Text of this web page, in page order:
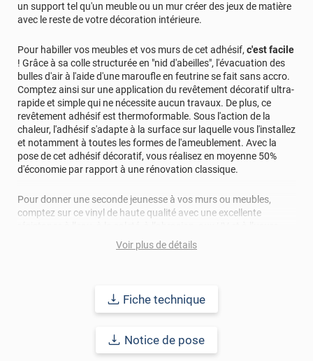
un support tel qu'un meuble ou un mur créer des jeux de matière
avec le reste de votre décoration intérieure.
Pour habiller vos meubles et vos murs de cet adhésif, c'est facile
! Grâce à sa colle structurée en "nid d'abeilles", l'évacuation des
bulles d'air à l'aide d'une maroufle en feutrine se fait sans accro.
Comptez ainsi sur une application du revêtement décoratif ultra-
rapide et simple qui ne nécessite aucun travaux. De plus, ce
revêtement adhésif est thermoformable. Sous l'action de la
chaleur, l'adhésif s'adapte à la surface sur laquelle vous l'installez
et notamment à toutes les formes de l'ameublement. Avec la
pose de cet adhésif décoratif, vous réalisez en moyenne 50%
d'économie par rapport à une rénovation classique.
Pour donner une seconde jeunesse à vos murs ou meubles,
comptez sur ce vinyl de haute qualité avec une excellente
Grâce à son épaisseur, cet adhésif masque également les petites
imperfections. Classé A+ au test C.O.V et C-s2,d0 au feu, ce
: 10 ans en pose intérieur (anti craquèlement,
Afin de vous rendre compte de la qualité et de son rendu
véritable, nous vous conseillons de faire une demande
Voir plus de détails
Fiche technique
Notice de pose